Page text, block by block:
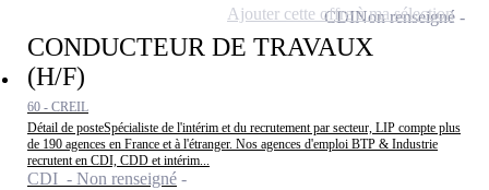
CONDUCTEUR DE TRAVAUX
(H/F)
60 - CREIL
Détail de posteSpécialiste de l'intérim et du recrutement par secteur, LIP compte plus
de 190 agences en France et à l'étranger. Nos agences d'emploi BTP & Industrie
recrutent en CDI, CDD et intérim...
CDI - Non renseigné
CDINon renseigné
Ajouter cette offre à ma sélection